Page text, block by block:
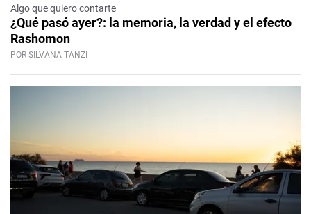
Algo que quiero contarte
¿Qué pasó ayer?: la memoria, la verdad y el efecto
Rashomon
POR SILVANA TANZI